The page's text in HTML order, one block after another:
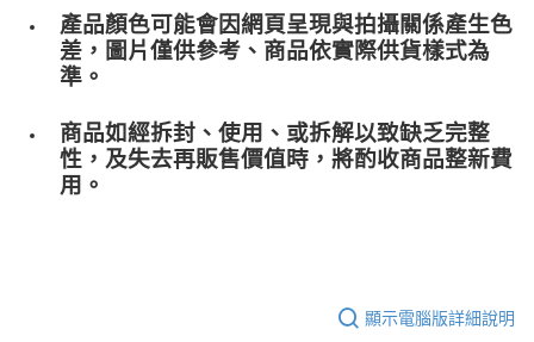
產品顏色可能會因網頁呈現與拍攝關係產生色
差，圖片僅供參考、商品依實際供貨樣式為
準。
商品如經拆封、使用、或拆解以致缺乏完整
性，及失去再販售價值時，將酌收商品整﻿新費
用。
顯示電腦版詳細說明